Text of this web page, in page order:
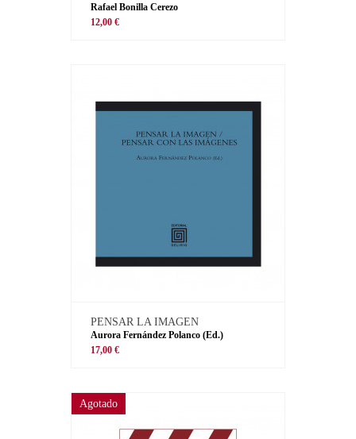
Rafael Bonilla Cerezo
12,00 €
PENSAR LA IMAGEN
Aurora Fernández Polanco (Ed.)
17,00 €
Agotado